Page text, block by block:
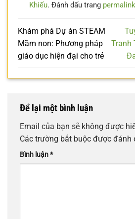
Khiếu. Đánh dấu trang permalink
Khám phá Dự án STEAM
Mầm non: Phương pháp
giáo dục hiện đại cho trẻ
Tranh
Để lại một bình luận
Email của bạn sẽ không được
Các trường bắt buộc được đánh
Bình luận*